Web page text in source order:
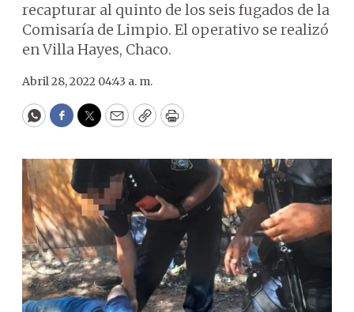
recapturar al quinto de los seis fugados de la
Comisaría de Limpio. El operativo se realizó
en Villa Hayes, Chaco.
Abril 28, 2022 04:43 a. m.
WhatsApp
Facebook
Twitter
EmailCopyPrint